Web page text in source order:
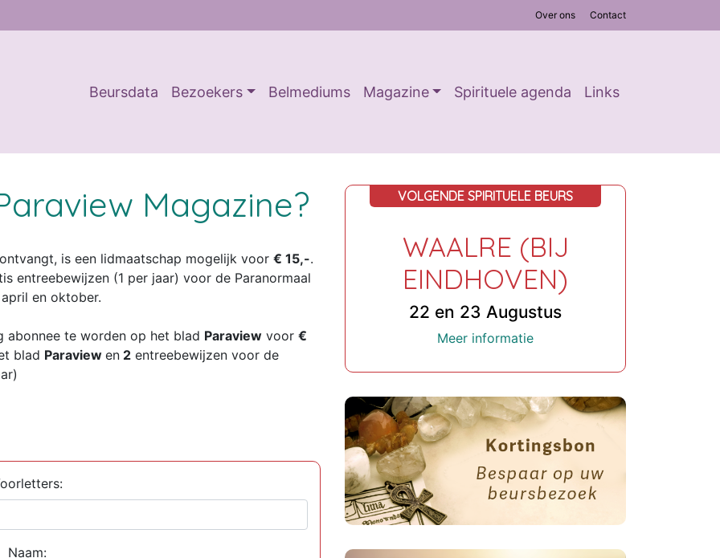
Over ons Contact
Beursdata Bezoekers Belmediums Magazine Spirituele agenda Links
Magazine?
is een lidmaatschap mogelijk voor € 15,-.
entreebewijzen (1 per jaar) voor de Paranormaal
en oktober.
abonnee te worden op het blad Paraview voor €
blad Paraview en 2 entreebewijzen voor de
Naam:
VOLGENDE SPIRITUELE BEURS
WAALRE (BIJ
EINDHOVEN)
22 en 23 Augustus
Meer informatie